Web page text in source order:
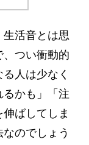
活音とは思
、つい衝動的
人は少なく
かも」「注
ばしてしま
のでしょう